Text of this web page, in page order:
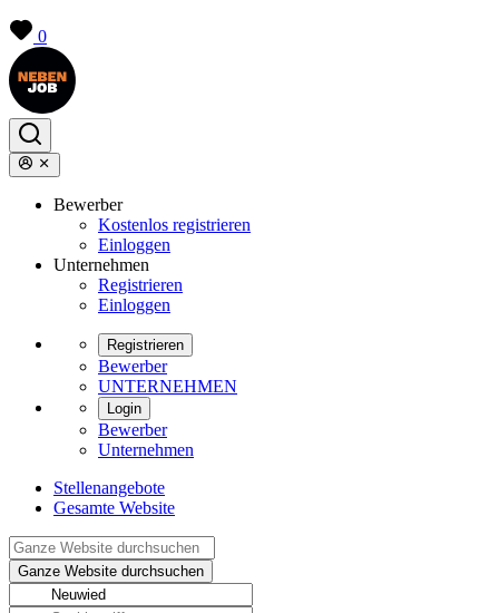
0
Bewerber
Kostenlos registrieren
Einloggen
Unternehmen
Registrieren
Einloggen
Registrieren
Bewerber
UNTERNEHMEN
Login
Bewerber
Unternehmen
Stellenangebote
Gesamte Website